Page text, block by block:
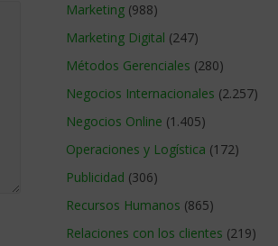
Marketing (988)
Marketing Digital (247)
Métodos Gerenciales (280)
Negocios Internacionales (2.257)
Negocios Online (1.405)
Operaciones y Logística (172)
Publicidad (306)
Recursos Humanos (865)
Relaciones con los clientes (219)